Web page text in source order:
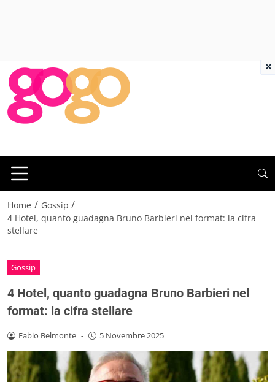
Home / Gossip /
4 Hotel, quanto guadagna Bruno Barbieri nel format: la cifra
stellare
Gossip
4 Hotel, quanto guadagna Bruno Barbieri nel
format: la cifra stellare
Fabio Belmonte - 5 Novembre 2025
×